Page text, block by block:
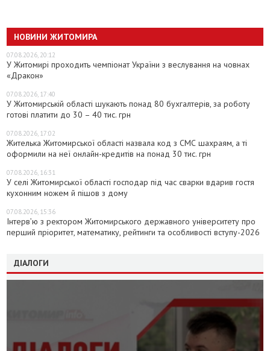
НОВИНИ ЖИТОМИРА
07.08.2026, 20:12
У Житомирі проходить чемпіонат України з веслування на човнах
«Дракон»
07.08.2026, 17:40
У Житомирській області шукають понад 80 бухгалтерів, за роботу
готові платити до 30 – 40 тис. грн
07.08.2026, 17:02
Жителька Житомирської області назвала код з СМС шахраям, а ті
оформили на неї онлайн-кредитів на понад 30 тис. грн
07.08.2026, 16:31
У селі Житомирської області господар під час сварки вдарив гостя
кухонним ножем й пішов з дому
07.08.2026, 15:36
Інтерв’ю з ректором Житомирського державного університету про
перший пріоритет, математику, рейтинги та особливості вступу-2026
ДІАЛОГИ